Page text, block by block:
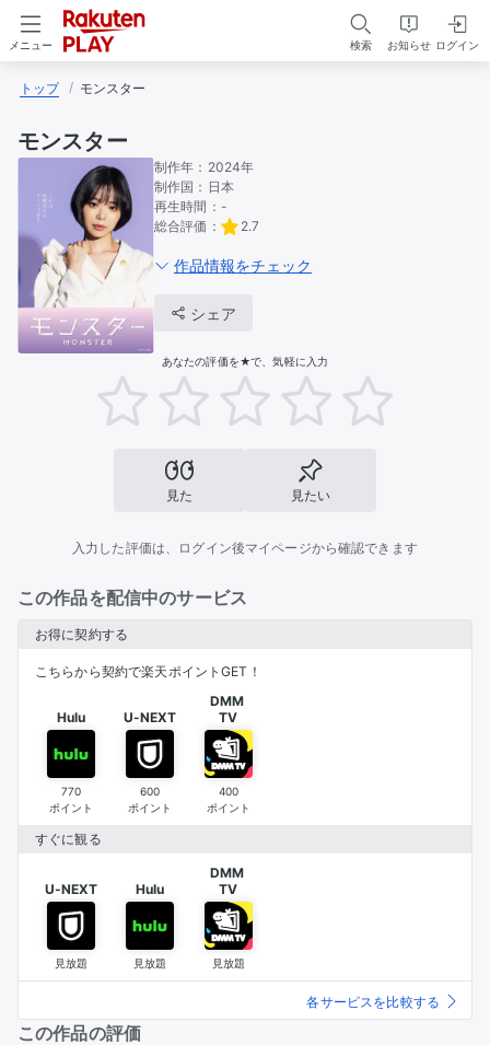
メニュー 検索 お知らせ ログイン
トップ モンスター
モンスター
制作年： 2024年
制作国： 日本
再生時間： -
総合評価：
2.7
作品情報をチェック
シェア
あなたの評価を★で、気軽に入力
見た 見たい
入力した評価は、ログイン後マイページから確認できます
この作品を配信中のサービス
お得に契約する
こちらから契約で楽天ポイントGET！
Hulu
770
ポイント
U-NEXT
600
ポイント
DMM
TV
400
ポイント
すぐに観る
U-NEXT
見放題
Hulu
見放題
DMM
TV
見放題
各サービスを比較する
この作品の評価